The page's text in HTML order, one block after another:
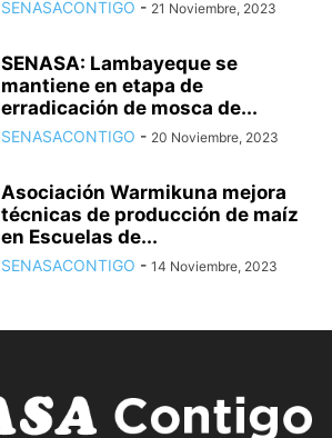
SENASACONTIGO - 21 Noviembre, 2023
SENASA: Lambayeque se
mantiene en etapa de
erradicación de mosca de...
SENASACONTIGO - 20 Noviembre, 2023
Asociación Warmikuna mejora
técnicas de producción de maíz
en Escuelas de...
SENASACONTIGO - 14 Noviembre, 2023